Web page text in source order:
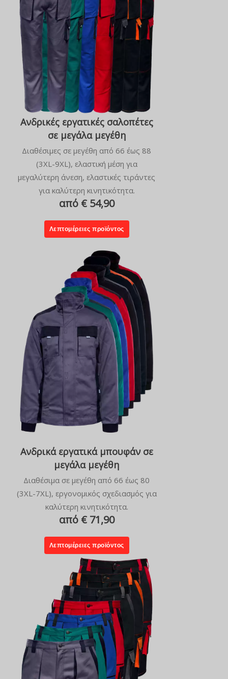
Ανδρικές εργατικές σαλοπέτες
σε μεγάλα μεγέθη
Διαθέσιμες σε μεγέθη από 66 έως 88
(3XL-9XL), ελαστική μέση για
μεγαλύτερη άνεση, ελαστικές τιράντες
για καλύτερη κινητικότητα.
από € 54,90
Λεπτομέρειες προϊόντος
Ανδρικά εργατικά μπουφάν σε
μεγάλα μεγέθη
Διαθέσιμα σε μεγέθη από 66 έως 80
(3XL-7XL), εργονομικός σχεδιασμός για
καλύτερη κινητικότητα.
από € 71,90
Λεπτομέρειες προϊόντος